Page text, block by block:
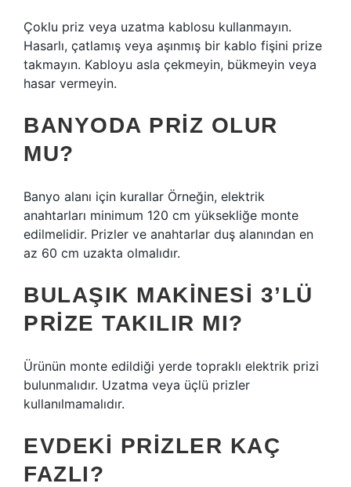
Çoklu priz veya uzatma kablosu kullanmayın.
Hasarlı, çatlamış veya aşınmış bir kablo fişini prize
takmayın. Kabloyu asla çekmeyin, bükmeyin veya
hasar vermeyin.
BANYODA PRIZ OLUR
MU?
Banyo alanı için kurallar Örneğin, elektrik
anahtarları minimum 120 cm yüksekliğe monte
edilmelidir. Prizler ve anahtarlar duş alanından en
az 60 cm uzakta olmalıdır.
BULAŞIK MAKINESI 3’LÜ
PRIZE TAKILIR MI?
Ürünün monte edildiği yerde topraklı elektrik prizi
bulunmalıdır. Uzatma veya üçlü prizler
kullanılmamalıdır.
EVDEKI PRIZLER KAÇ
FAZLI?